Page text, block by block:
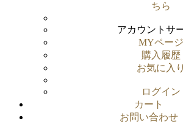
ちら
アカウントサ
MYページ
購入履歴
お気に入り
ログイン
カート
お問い合わせ